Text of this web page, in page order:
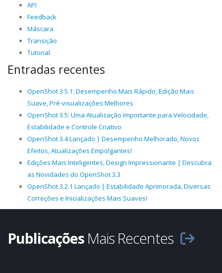
API
Feedback
Máscara
Transição
Tutorial
Entradas recentes
OpenShot 3.5.1: Desempenho Mais Rápido, Edição Mais
Suave, Pré-visualizações Melhores
OpenShot 3.5: Uma Atualização Importante para Velocidade,
Estabilidade e Controle Criativo
OpenShot 3.4 Lançado | Desempenho Melhorado, Novos
Efeitos, Atualizações Empolgantes!
Edições Mais Inteligentes, Design Impressionante | Descubra
as Novidades do OpenShot 3.3
OpenShot 3.2.1 Lançado | Estabilidade Aprimorada, Diversas
Correções e Inicializações Mais Suaves!
Publicações Mais Recentes